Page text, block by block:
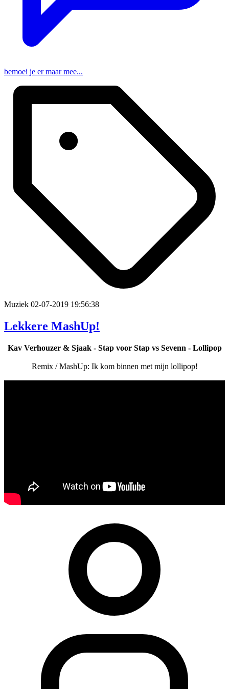
bemoei je er maar mee...
Muziek 02-07-2019 19:56:38
Lekkere MashUp!
Kav Verhouzer & Sjaak - Stap voor Stap vs Sevenn - Lollipop
Remix / MashUp: Ik kom binnen met mijn lollipop!